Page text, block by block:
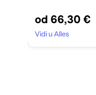
od 66,30 €
Vidi u Alles